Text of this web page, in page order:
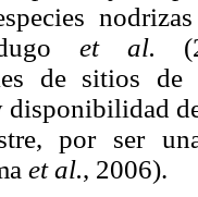
et al.
de sitios de
disponibilidad
por ser
et al., 2006).